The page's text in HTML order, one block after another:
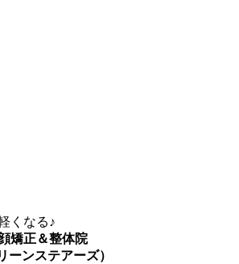
くなる♪
矯正＆整体院
ンステアーズ）